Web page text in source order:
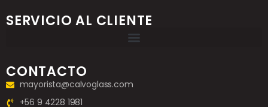
SERVICIO AL CLIENTE
CONTACTO
mayorista@calvoglass.com
+56 9 4228 1981